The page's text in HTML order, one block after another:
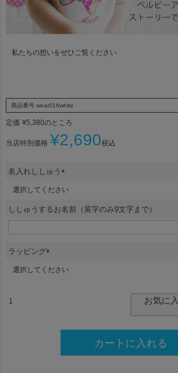
私たちの想いをぜひご覧ください
商品番号 wear016white
定価 ¥5,380のところ
当店特別価格 ¥2,690税込
名入れししゅう
須
)
ししゅうするお名前（英字のみ9文字まで）
ラッピング
必
お気に
カートに入れる